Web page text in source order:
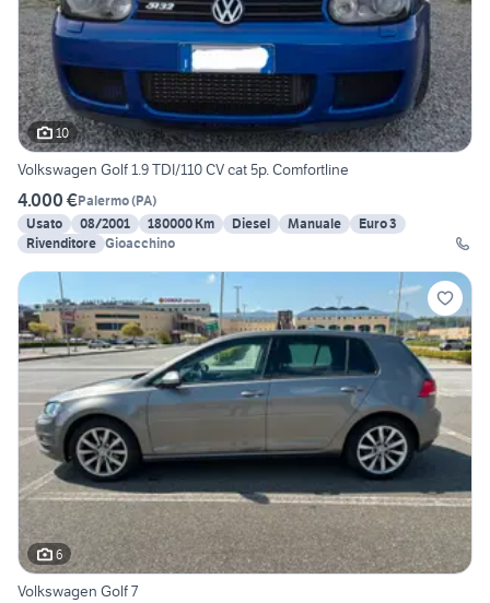
10
Volkswagen Golf 1.9 TDI/110 CV cat 5p. Comfortline
4.000 €Palermo(PA)
Usato
08/2001 180000 Km Diesel Manuale
Euro 3
Rivenditore Gioacchino
6
Volkswagen Golf 7